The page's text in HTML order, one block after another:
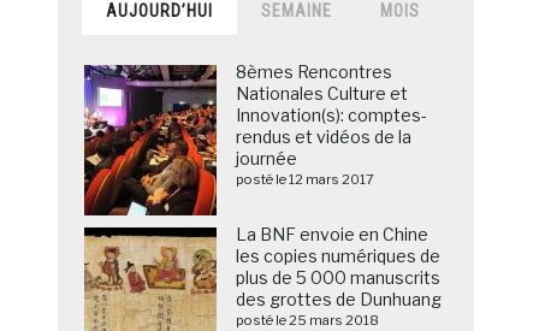
AUJOURD’HUI SEMAINE MOIS
8èmes Rencontres
Nationales Culture et
Innovation(s): comptes-
rendus et vidéos de la
journée
posté le 12 mars 2017
La BNF envoie en Chine
les copies numériques de
plus de 5 000 manuscrits
des grottes de Dunhuang
posté le 25 mars 2018